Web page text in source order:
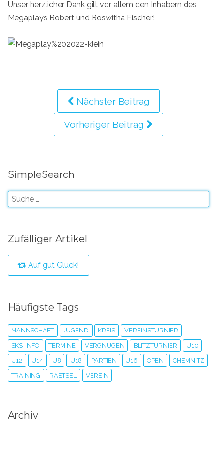
Unser herzlicher Dank gilt vor allem den Inhabern des
Megaplays Robert und Roswitha Fischer!
Nächster Beitrag
Vorheriger Beitrag
SimpleSearch
Zufälliger Artikel
Auf gut Glück!
Häufigste Tags
MANNSCHAFT JUGEND KREIS VEREINSTURNIER
SKS-INFO TERMINE VERGNÜGEN BLITZTURNIER U10
U12 U14 U8 U18 PARTIEN U16 OPEN CHEMNITZ
TRAINING RAETSEL VEREIN
Archiv